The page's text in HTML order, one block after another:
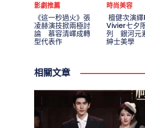
影劇推薦
《這一秒過火》張
凌赫演技掀兩極討
論 慕容清嶧成轉
型代表作
時尚美容
檀健次演
Vivier七夕
列 銀河元
紳士美學
相關文章